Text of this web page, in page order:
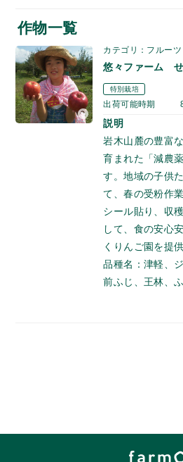
作物一覧
カテゴリ：フルー
悠々ファーム
特別栽培
出荷可能時期
説明
岩木山麓の豊富
育まれた「減農
す。地域の子供
て、春の受粉作
シール貼り、収
して、食の安心
くりんご園を提
品種名：津軽、
前ふじ、王林、